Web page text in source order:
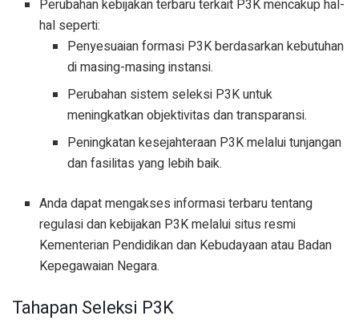
Perubahan kebijakan terbaru terkait P3K mencakup hal-
hal seperti:
Penyesuaian formasi P3K berdasarkan kebutuhan
di masing-masing instansi.
Perubahan sistem seleksi P3K untuk
meningkatkan objektivitas dan transparansi.
Peningkatan kesejahteraan P3K melalui tunjangan
dan fasilitas yang lebih baik.
Anda dapat mengakses informasi terbaru tentang
regulasi dan kebijakan P3K melalui situs resmi
Kementerian Pendidikan dan Kebudayaan atau Badan
Kepegawaian Negara.
Tahapan Seleksi P3K